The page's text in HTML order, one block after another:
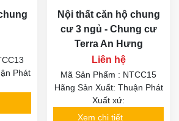
Phát
Nội thất căn hộ chung
cư 3 ngủ - Chung cư
Terra An Hưng
Liên hệ
Mã Sản Phẩm : NTCC15
Hãng Sản Xuất: Thuận Phát
Xuất xứ:
Xem chi tiết